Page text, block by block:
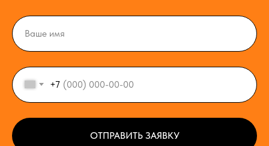
+7
ОТПРАВИТЬ ЗАЯВКУ